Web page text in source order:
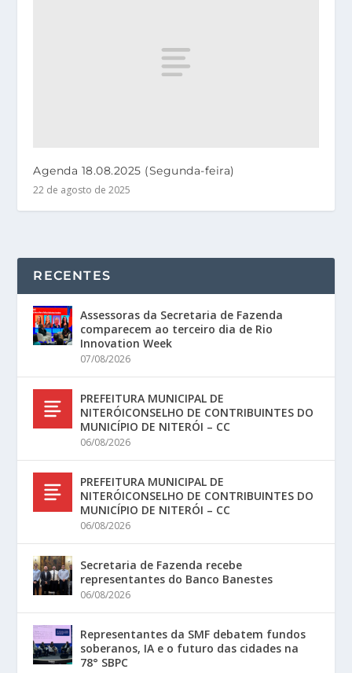
Agenda 18.08.2025 (Segunda-feira)
22 de agosto de 2025
RECENTES
Assessoras da Secretaria de Fazenda
comparecem ao terceiro dia de Rio
Innovation Week
07/08/2026
PREFEITURA MUNICIPAL DE
NITERÓICONSELHO DE CONTRIBUINTES DO
MUNICÍPIO DE NITERÓI – CC
06/08/2026
PREFEITURA MUNICIPAL DE
NITERÓICONSELHO DE CONTRIBUINTES DO
MUNICÍPIO DE NITERÓI – CC
06/08/2026
Secretaria de Fazenda recebe
representantes do Banco Banestes
06/08/2026
Representantes da SMF debatem fundos
soberanos, IA e o futuro das cidades na
78° SBPC